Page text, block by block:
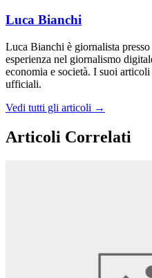
Luca Bianchi
Luca Bianchi è giornalista
esperienza nel giornalismo
economia e società. I suoi
ufficiali.
Vedi tutti gli articoli →
Articoli Correlati